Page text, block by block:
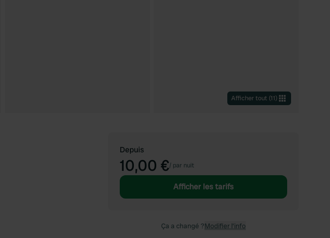
Afficher tout (11)
Depuis
10,00 €/ par nuit
Afficher les tarifs
Ça a changé ?Modifier l’info